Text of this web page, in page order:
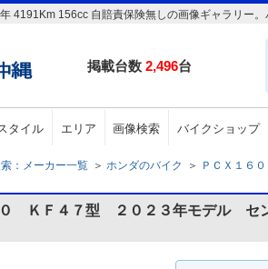
4191Km 156cc 自賠責保険無しの画像ギャラリ
掲載台数 2,496台
タイル エリア 画像検索 バイクショップ
：メーカー一覧 ＞ ホンダのバイク ＞ ＰＣＸ１６０
０ ＫＦ４７型 ２０２３年モデル